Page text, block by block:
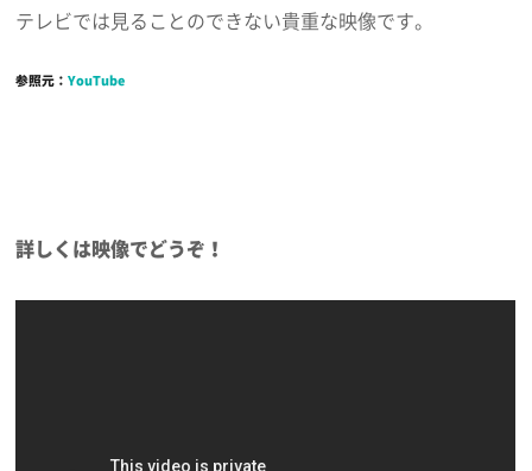
テレビでは見ることのできない貴重な映像です。
参照元：YouTube
詳しくは映像でどうぞ！